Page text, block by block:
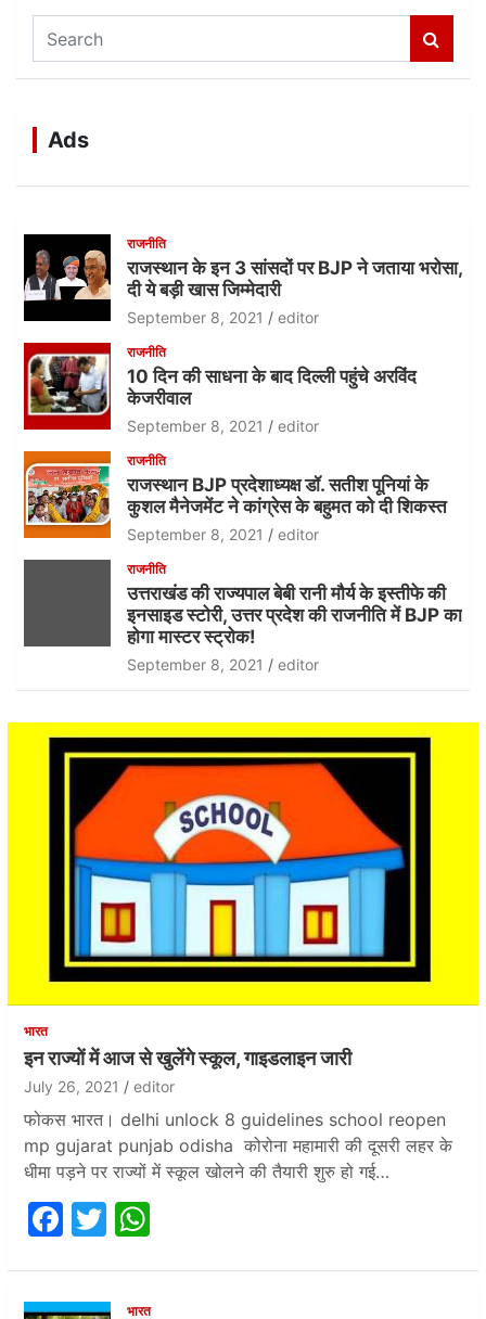
a
c
h
Ads
राजनीति
राजस्थान के इन 3 सांसदों पर BJP ने जताया भरोसा,
दी ये बड़ी खास जिम्मेदारी
September 8, 2021 editor
राजनीति
10 दिन की साधना के बाद दिल्ली पहुंचे अरविंद
केजरीवाल
September 8, 2021 editor
राजनीति
राजस्थान BJP प्रदेशाध्यक्ष डॉ. सतीश पूनियां के
कुशल मैनेजमेंट ने कांग्रेस के बहुमत को दी शिकस्त
September 8, 2021 editor
राजनीति
उत्तराखंड की राज्यपाल बेबी रानी मौर्य के इस्तीफे की
इनसाइड स्टोरी, उत्तर प्रदेश की राजनीति में BJP का
होगा मास्टर स्ट्रोक!
September 8, 2021 editor
भारत
इन राज्यों में आज से खुलेंगे स्कूल, गाइडलाइन जारी
July 26, 2021 editor
फोकस भारत। delhi unlock 8 guidelines school reopen
mp gujarat punjab odisha कोरोना महामारी की दूसरी लहर के
धीमा पड़ने पर राज्‍यों में स्कूल खोलने की तैयारी शुरु हो गई…
F
T
भारत